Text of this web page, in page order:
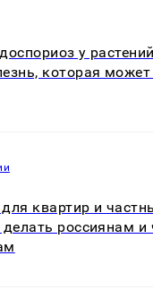
у
которая
квартир и
делать россиянам и